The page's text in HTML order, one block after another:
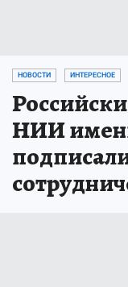
НОВОСТИ ИНТЕРЕСНОЕ
НИИ